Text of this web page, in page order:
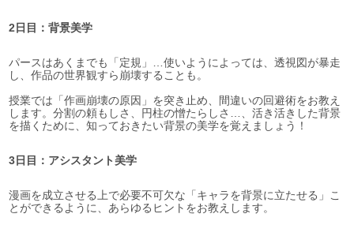
2日目：背景美学
パースはあくまでも「定規」…使いようによっては、透視図が暴走
し、作品の世界観すら崩壊することも。
授業では「作画崩壊の原因」を突き止め、間違いの回避術をお教え
します。分割の頼もしさ、円柱の憎たらしさ…、活き活きした背景
を描くために、知っておきたい背景の美学を覚えましょう！
3日目：アシスタント美学
漫画を成立させる上で必要不可欠な「キャラを背景に立たせる」こ
とができるように、あらゆるヒントをお教えします。